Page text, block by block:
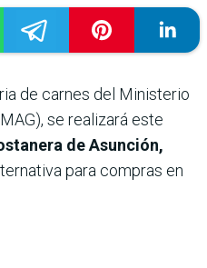
de carnes del Ministerio
se realizará este
de Asunción,
para compras en